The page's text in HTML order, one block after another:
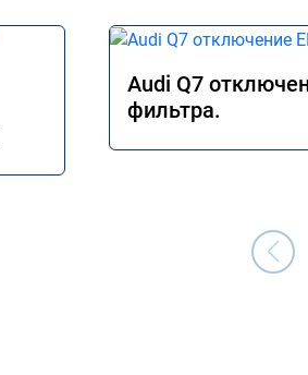
Audi Q7
фильтра.